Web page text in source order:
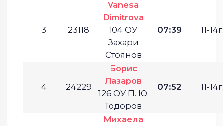
3 23118
Vanesa
Dimitrova
104 ОУ
Захари
Стоянов
07:39 11-14г.
4 24229
Борис
Лазаров
126 ОУ П. Ю.
Тодоров
07:52 11-14г.
Михаела